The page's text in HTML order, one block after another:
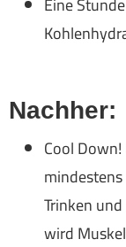
Nachher:
Cool
Trinken
wird